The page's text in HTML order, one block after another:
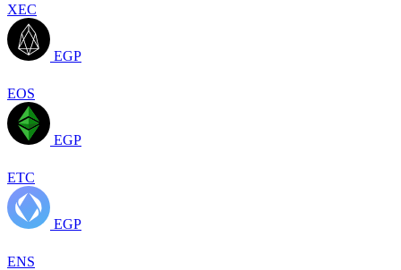
XEC
EGP
EOS
EGP
ETC
EGP
ENS